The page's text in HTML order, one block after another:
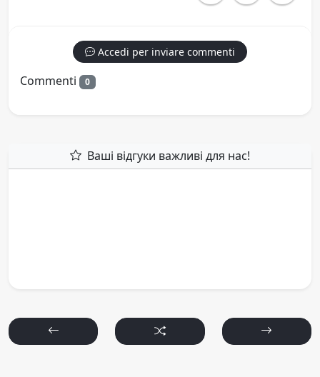
Accedi per inviare commenti
Commenti 0
Ваші відгуки важливі для нас!